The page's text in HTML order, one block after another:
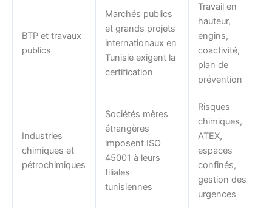
BTP et travaux
publics
Marchés publics
et grands projets
internationaux en
Tunisie exigent la
certification
Travail en
hauteur,
engins,
coactivité,
plan de
prévention
Industries
chimiques et
pétrochimiques
Sociétés mères
étrangères
imposent ISO
45001 à leurs
filiales
tunisiennes
Risques
chimiques,
ATEX,
espaces
confinés,
gestion des
urgences